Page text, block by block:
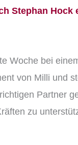
Stephan Hock
Woche bei
von Milli und
Partner
zu